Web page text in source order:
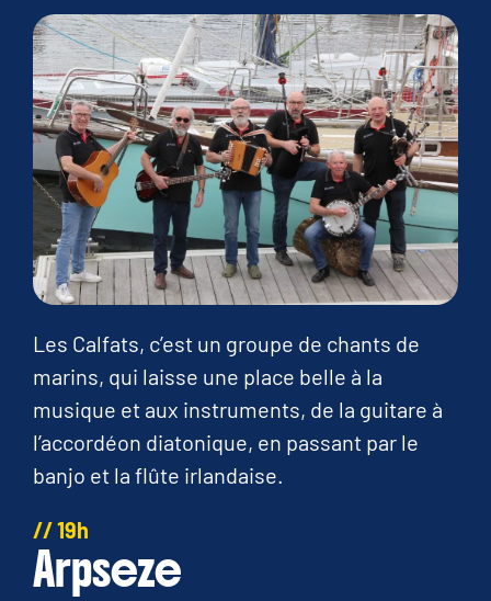
Les Calfats, c’est un groupe de chants de
marins, qui laisse une place belle à la
musique et aux instruments, de la guitare à
l’accordéon diatonique, en passant par le
banjo et la flûte irlandaise.
// 19h
Arpseze